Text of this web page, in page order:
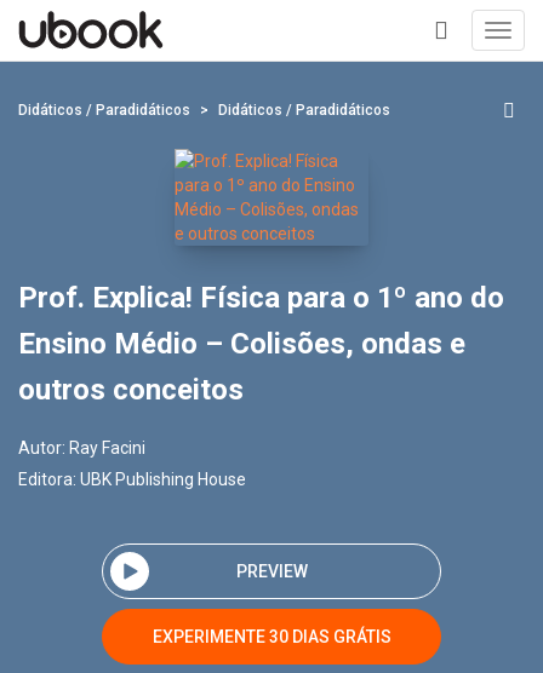
+
Didáticos / Paradidáticos Didáticos / Paradidáticos
Prof. Explica! Física para o 1º ano do
Ensino Médio – Colisões, ondas e
outros conceitos
Autor: Ray Facini
Editora: UBK Publishing House
PREVIEW
EXPERIMENTE 30 DIAS GRÁTIS